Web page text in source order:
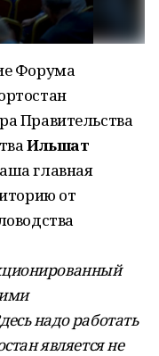
Форума
Правительства
Ильшат
главная
от
надо работать
является не